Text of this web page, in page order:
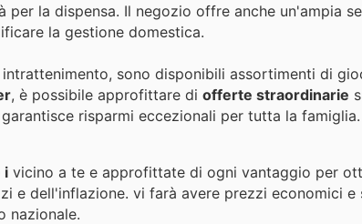
la dispensa. Il negozio offre anche un'ampia
la gestione domestica.
sono disponibili assortimenti di
, è possibile approfittare di offerte straordinarie
garantisce risparmi eccezionali per tutta la famiglia.
i vicino a te e approfittate di ogni vantaggio per
e dell'inflazione. vi farà avere prezzi economici e
nazionale.